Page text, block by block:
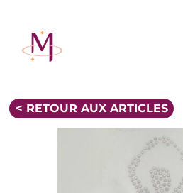
< RETOUR AUX ARTICLES